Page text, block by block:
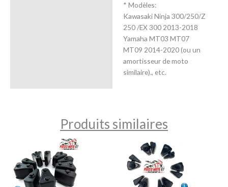
* Modèles:
Kawasaki Ninja 300/250/Z
250 /EX 300 2013-2018
Yamaha MT03 MT07
MT09 2014-2020 (ou un
amortisseur de moto
similaire)., etc.
Produits similaires